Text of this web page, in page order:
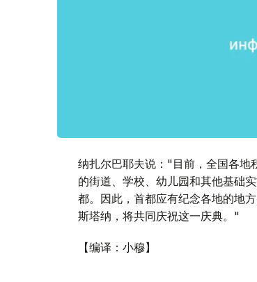
纳扎尔巴耶夫说："目前，全国各地
的街道、学校、幼儿园和其他基础
都。因此，首都应有纪念各地的地
斯塔纳，将共同庆祝这一庆典。"
【编译：小穆】